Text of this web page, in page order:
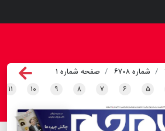
شماره ۶۷۰۸
صفحه شماره ۱
۵ ۶ ۷ ۸ ۹ ۱۰ ۱۱